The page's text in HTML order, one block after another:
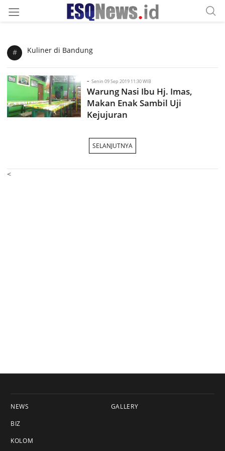
# Kuliner di Bandung
- Senin 09 Sep 2019 11:30 WIB
Warung Nasi Ibu Hj. Imas,
Makan Enak Sambil Uji
Kejujuran
SELANJUTNYA
<
NEWS
BIZ
KOLOM
GALLERY